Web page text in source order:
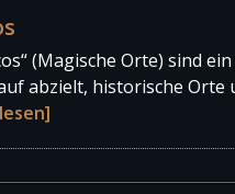
(Magische Orte) sind
abzielt, historische